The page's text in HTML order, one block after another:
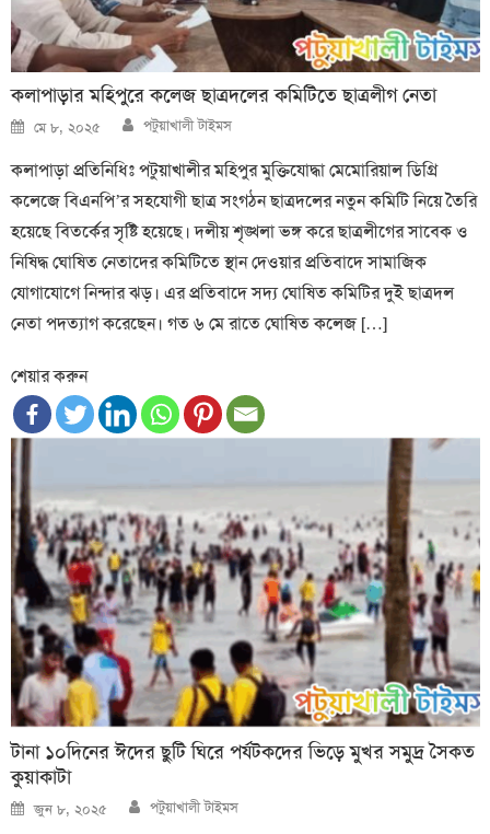
কলাপাড়ার মহিপুরে কলেজ ছাত্রদলের কমিটিতে ছাত্রলীগ নেতা
Posted
on
মে ৮, ২০২৫ Author
পটুয়াখালী টাইমস
কলাপাড়া প্রতিনিধিঃ পটুয়াখালীর মহিপুর মুক্তিযোদ্ধা মেমোরিয়াল ডিগ্রি
কলেজে বিএনপি’র সহযোগী ছাত্র সংগঠন ছাত্রদলের নতুন কমিটি নিয়ে তৈরি
হয়েছে বিতর্কের সৃষ্টি হয়েছে। দলীয় শৃঙ্খলা ভঙ্গ করে ছাত্রলীগের সাবেক ও
নিষিদ্ধ ঘোষিত নেতাদের কমিটিতে স্থান দেওয়ার প্রতিবাদে সামাজিক
যোগাযোগে নিন্দার ঝড়। এর প্রতিবাদে সদ্য ঘোষিত কমিটির দুই ছাত্রদল
নেতা পদত্যাগ করেছেন। গত ৬ মে রাতে ঘোষিত কলেজ […]
শেয়ার করুন
টানা ১০দিনের ঈদের ছুটি ঘিরে পর্যটকদের ভিড়ে মুখর সমুদ্র সৈকত
কুয়াকাটা
Posted
on
জুন ৮, ২০২৫ Author
পটুয়াখালী টাইমস